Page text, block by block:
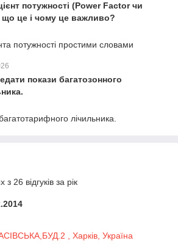
потужності (Power Factor чи
це і чому це важливо?
потужності простими словами
покази багатозонного
лічильника.
26 відгуків за рік
, Харків, Україна